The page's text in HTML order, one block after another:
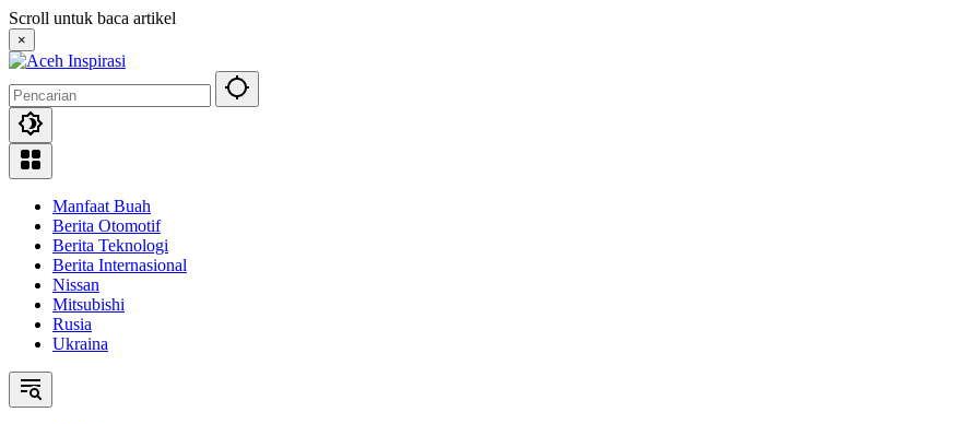
Langsung
ke
konten
Scroll untuk baca artikel
×
Manfaat Buah
Berita Otomotif
Berita Teknologi
Berita Internasional
Nissan
Mitsubishi
Rusia
Ukraina